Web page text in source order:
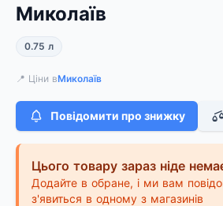
Миколаїв
0.75 л
📍 Ціни вМиколаїв
Повідомити про знижку
Цього товару зараз ніде
Додайте в обране, і ми вам
з'явиться в одному з магазинів